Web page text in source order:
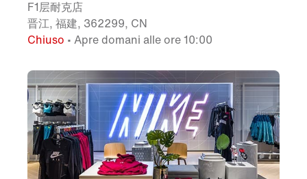
F1层耐克店
晋江, 福建, 362299, CN
Chiuso • Apre domani alle ore 10:00